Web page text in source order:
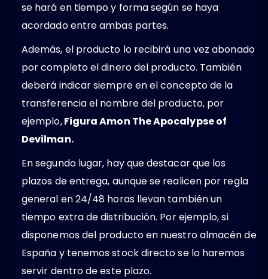
se hará en tiempo y forma según se haya
acordado entre ambas partes.
Además, el producto lo recibirá una vez abonado
por completo el dinero del producto. También
deberá indicar siempre en el concepto de la
transferencia el nombre del producto, por
ejemplo,Figura Amon The Apocalypse of
Devilman.
En segundo lugar, hay que destacar que los
plazos de entrega, aunque se realicen por regla
general en 24/48 horas llevan también un
tiempo extra de distribución. Por ejemplo, si
disponemos del producto en nuestro almacén de
España y tenemos stock directo se lo haremos
servir dentro de este plazo.